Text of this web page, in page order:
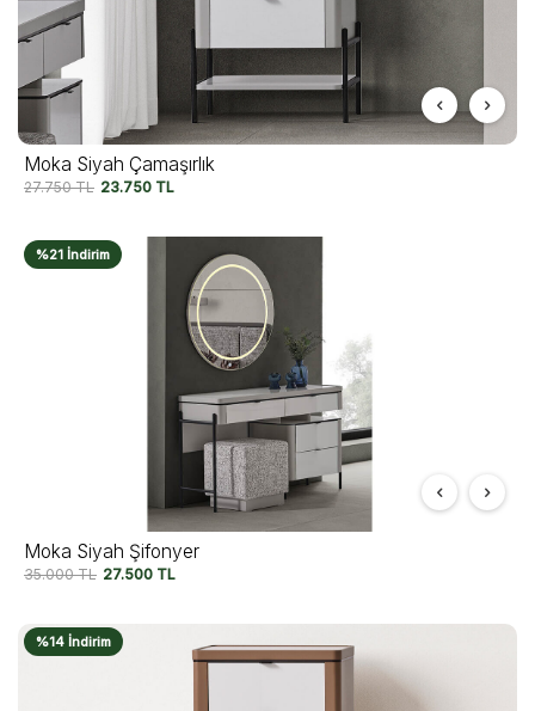
Moka Siyah Çamaşırlık
27.750TL 23.750 TL
%21 İndirim
Moka Siyah Şifonyer
35.000TL 27.500 TL
%14 İndirim